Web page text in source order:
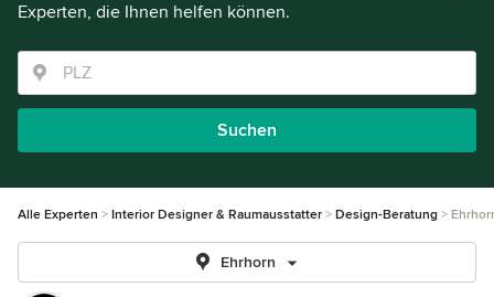
Experten, die Ihnen helfen können.
Suchen
Alle Experten Interior Designer & Raumausstatter Design-Beratung
Ehrhorn